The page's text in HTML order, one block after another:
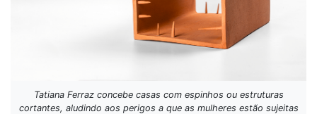
Tatiana Ferraz concebe casas com espinhos ou estruturas
cortantes, aludindo aos perigos a que as mulheres estão sujeitas